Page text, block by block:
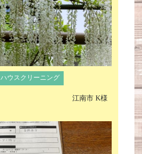
ハウスクリーニング
江南市 K様